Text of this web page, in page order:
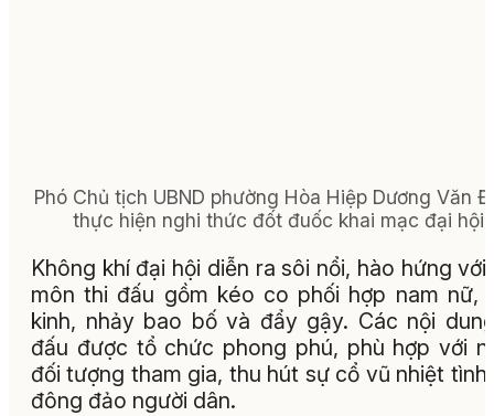
Phó Chủ tịch UBND phường Hòa Hiệp Dương Văn
thực hiện nghi thức đốt đuốc khai mạc đại hội.
Không khí đại hội diễn ra sôi nổi, hào hứng với
môn thi đấu gồm kéo co phối hợp nam nữ,
kinh, nhảy bao bố và đẩy gậy. Các nội
đấu được tổ chức phong phú, phù hợp với
đối tượng tham gia, thu hút sự cổ vũ nhiệt tình
đông đảo người dân.